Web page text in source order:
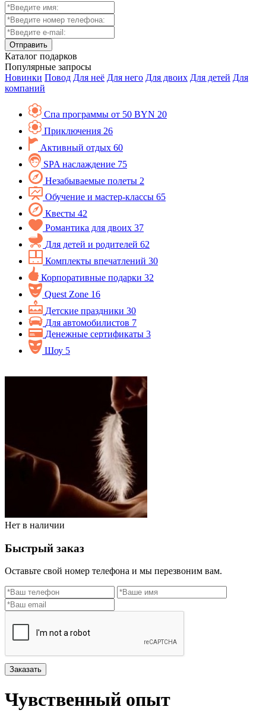
Каталог подарков
Популярные запросы
Новинки Повод Для неё Для него Для двоих Для детей Для
компаний
Спа программы от 50 BYN 20
Приключения 26
Активный отдых 60
SPA наслаждение 75
Незабываемые полеты 2
Обучение и мастер-классы 65
Квесты 42
Романтика для двоих 37
Для детей и родителей 62
Комплекты впечатлений 30
Корпоративные подарки 32
Quest Zone 16
Детские праздники 30
Для автомобилистов 7
Денежные сертификаты 3
Шоу 5
Нет в наличии
Быстрый заказ
Оставьте свой номер телефона и мы перезвоним вам.
Заказать
Чувственный опыт